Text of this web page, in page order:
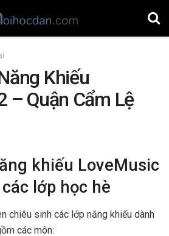
Khiếu
– Quận Cẩm Lệ
khiếu LoveMusic
lớp học hè
chiêu sinh các lớp năng khiếu dành
các môn: